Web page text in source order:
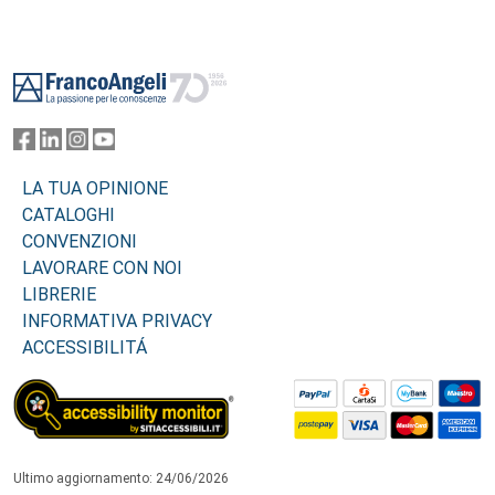
LA TUA OPINIONE
CATALOGHI
CONVENZIONI
LAVORARE CON NOI
LIBRERIE
INFORMATIVA PRIVACY
ACCESSIBILITÁ
Ultimo aggiornamento: 24/06/2026